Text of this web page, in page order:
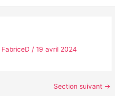
FabriceD/19 avril 2024
Section suivant →